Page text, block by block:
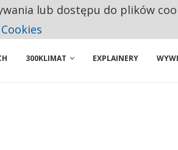
300KLIMAT EXPLAINERY
lub dostępu do plików